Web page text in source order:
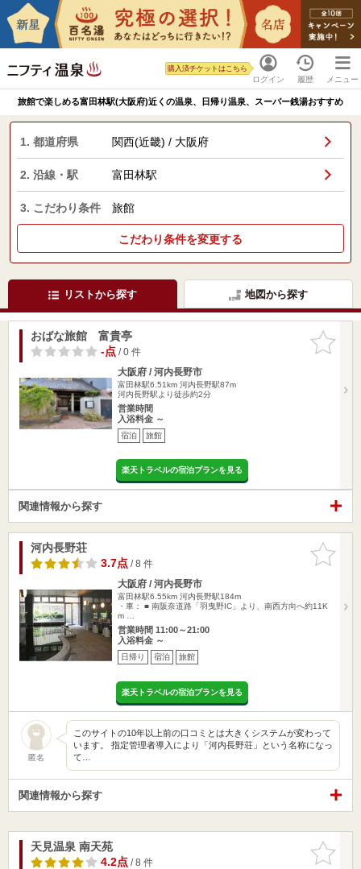
ログイン
購入済チケットはこちら
履歴 メニュー
旅館で楽しめる富田林駅(大阪府)近くの温泉、日帰り温泉、スーパー銭湯おすすめ
1. 都道府県 関西(近畿) / 大阪府
2. 沿線・駅 富田林駅
3. こだわり条件 旅館
こだわり条件を変更する
リストから探す 地図から探す
お気に入
りに追加
おばな旅館 富貴亭
-点/ 0 件
大阪府 / 河内長野市
富田林駅6.51km 河内長野駅87m
河内長野駅より徒歩約2分
営業時間
入浴料金 ～
宿泊 旅館
楽天トラベルの宿泊プランを見る
関連情報から探す
お気に入
りに追加
河内長野荘
3.7点/ 8 件
大阪府 / 河内長野市
富田林駅6.55km 河内長野駅184m
・車： ■ 南阪奈道路「羽曳野IC」より、南西方向へ約11K
m …
営業時間 11:00～21:00
入浴料金 ～
日帰り 宿泊 旅館
楽天トラベルの宿泊プランを見る
匿名
このサイトの10年以上前の口コミとは大きくシステムが変わって
います。 指定管理者導入により「河内長野荘」という名称になっ
て…
関連情報から探す
お気に入
りに追加
天見温泉 南天苑
4.2点/ 8 件